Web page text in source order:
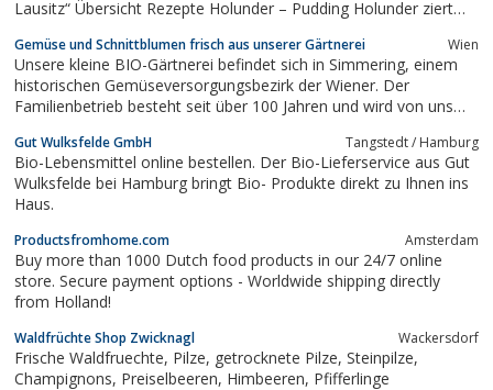
Lausitz“ Übersicht Rezepte Holunder – Pudding Holunder ziert
Scheune. Der Busch in unser Read More Grüner Reis mit
Brennnessel-Giersch Brennnesseln...
Gemüse und Schnittblumen frisch aus unserer Gärtnerei Wien
Unsere kleine BIO-Gärtnerei befindet sich in Simmering, einem
historischen Gemüseversorgungsbezirk der Wiener. Der
Familienbetrieb besteht seit über 100 Jahren und wird von uns
Gut Wulksfelde GmbH Tangstedt / Hamburg
Bio-Lebensmittel online bestellen. Der Bio-Lieferservice aus Gut
Wulksfelde bei Hamburg bringt Bio- Produkte direkt zu Ihnen ins
Haus.
Productsfromhome.com Amsterdam
Buy more than 1000 Dutch food products in our 24/7 online
store. Secure payment options - Worldwide shipping directly
from Holland!
Waldfrüchte Shop Zwicknagl Wackersdorf
Frische Waldfruechte, Pilze, getrocknete Pilze, Steinpilze,
Champignons, Preiselbeeren, Himbeeren, Pfifferlinge